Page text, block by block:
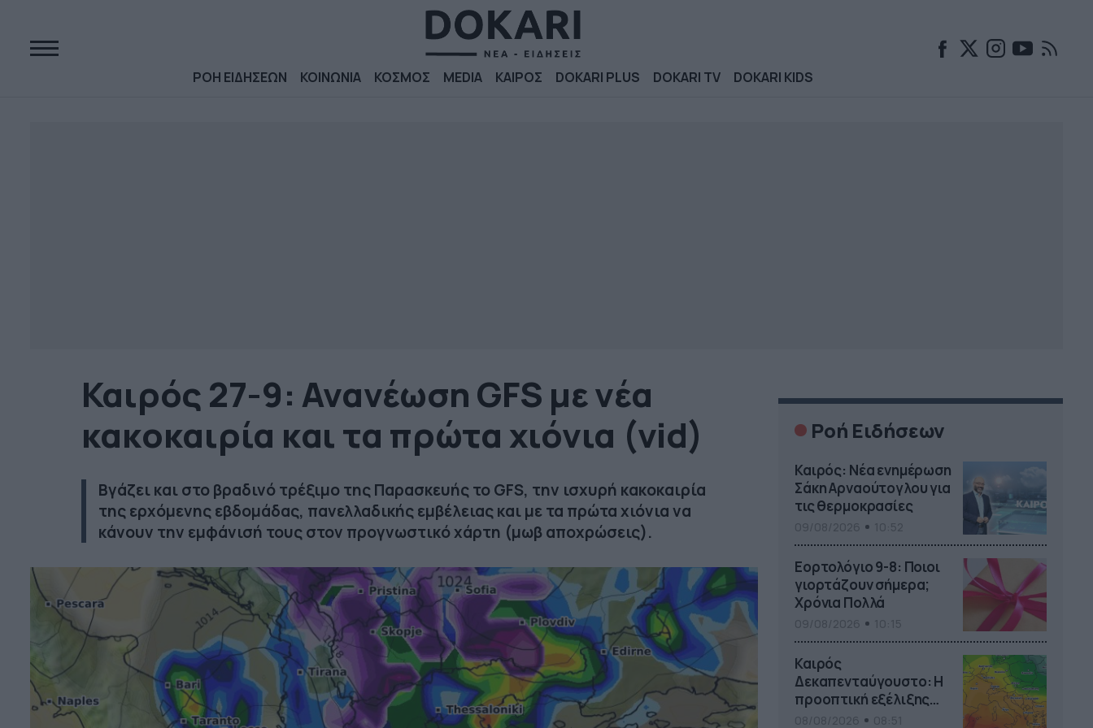
ΡΟΗ ΕΙΔΗΣΕΩΝ ΚΟΙΝΩΝΙΑ ΚΟΣΜΟΣ MEDIA ΚΑΙΡΟΣ DOKARI PLUS DOKARI TV DOKARI KIDS
Καιρός 27-9: Ανανέωση GFS με νέα
κακοκαιρία και τα πρώτα χιόνια (vid)
Βγάζει και στο βραδινό τρέξιμο της Παρασκευής το GFS, την ισχυρή κακοκαιρία
της ερχόμενης εβδομάδας, πανελλαδικής εμβέλειας και με τα πρώτα χιόνια να
κάνουν την εμφάνισή τους στον προγνωστικό χάρτη (μωβ αποχρώσεις).
Ροή Ειδήσεων
Καιρός: Νέα ενημέρωση
Σάκη Αρναούτογλου για
τις θερμοκρασίες
Εορτολόγιο 9-8: Ποιοι
γιορτάζουν σήμερα;
Χρόνια Πολλά
Καιρός
Δεκαπενταύγουστο: Η
προοπτική εξέλιξης
από τον Σάκη